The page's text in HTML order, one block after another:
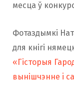
месца ў
Фотаздымкі
для кнігі
«Гісторыя
вынішчэнне i